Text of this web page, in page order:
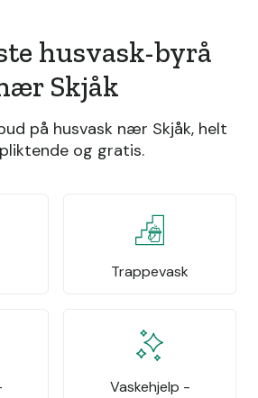
husvask-byrå
Skjåk
på husvask nær Skjåk, helt
og gratis.
Trappevask
Vaskehjelp -